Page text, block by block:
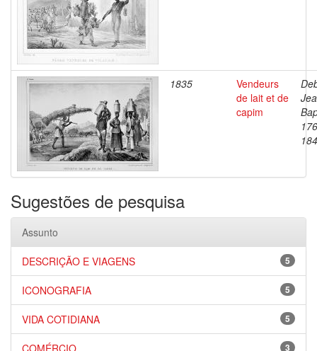
1835
Vendeurs
de lait et de
capim
Sugestões de pesquisa
Assunto
5
DESCRIÇÃO E VIAGENS
5
ICONOGRAFIA
5
VIDA COTIDIANA
3
COMÉRCIO